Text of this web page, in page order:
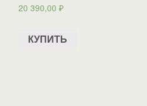
20 390,00₽
КУПИТЬ